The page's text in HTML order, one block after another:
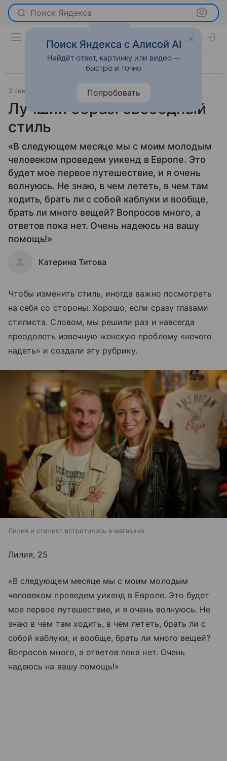
Поиск Яндекса
3 сентября 2012
Лучший образ: свободный
стиль
«В следующем месяце мы с моим молодым
человеком проведем уикенд в Европе. Это
будет мое первое путешествие, и я очень
волнуюсь. Не знаю, в чем лететь, в чем там
ходить, брать ли с собой каблуки и вообще,
брать ли много вещей? Вопросов много, а
ответов пока нет. Очень надеюсь на вашу
помощь!»
Катерина Титова
Чтобы изменить стиль, иногда важно посмотреть
на себя со стороны. Хорошо, если сразу глазами
стилиста. Словом, мы решили раз и навсегда
преодолеть извечную женскую проблему «нечего
надеть» и создали эту рубрику.
Лилия и стилист встретились в магазине
Лилия, 25
«В следующем месяце мы с моим молодым
человеком проведем уикенд в Европе. Это будет
мое первое путешествие, и я очень волнуюсь. Не
знаю в чем там ходить, в чем лететь, брать ли с
собой каблуки, и вообще, брать ли много вещей?
Вопросов много, а ответов пока нет. Очень
надеюсь на вашу помощь!»
Поиск Яндекса с Алисой AI
Найдёт ответ, картинку или видео —
быстро и точно
Попробовать